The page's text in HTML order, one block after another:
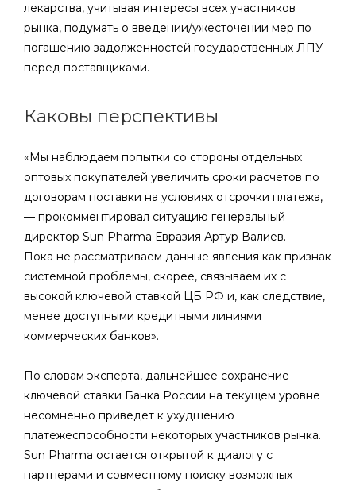
лекарства, учитывая интересы всех участников
рынка, подумать о введении/ужесточении мер по
погашению задолженностей государственных ЛПУ
перед поставщиками.
Каковы перспективы
«Мы наблюдаем попытки со стороны отдельных
оптовых покупателей увеличить сроки расчетов по
договорам поставки на условиях отсрочки платежа,
— прокомментировал ситуацию генеральный
директор Sun Pharma Евразия Артур Валиев. —
Пока не рассматриваем данные явления как признак
системной проблемы, скорее, связываем их с
высокой ключевой ставкой ЦБ РФ и, как следствие,
менее доступными кредитными линиями
коммерческих банков».
По словам эксперта, дальнейшее сохранение
ключевой ставки Банка России на текущем уровне
несомненно приведет к ухудшению
платежеспособности некоторых участников рынка.
Sun Pharma остается открытой к диалогу с
партнерами и совместному поиску возможных